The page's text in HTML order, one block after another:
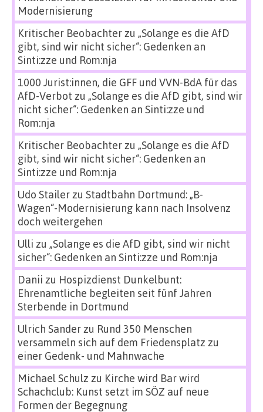
Modernisierung
Kritischer Beobachterzu „Solange es die AfD
gibt, sind wir nicht sicher“: Gedenken an
Sinti:zze und Rom:nja
1000 Jurist:innen, die GFF und VVN-BdA für das
AfD-Verbot zu „Solange es die AfD gibt, sind wir
nicht sicher“: Gedenken an Sinti:zze und
Rom:nja
Kritischer Beobachterzu „Solange es die AfD
gibt, sind wir nicht sicher“: Gedenken an
Sinti:zze und Rom:nja
Udo Stailerzu Stadtbahn Dortmund: „B-
Wagen“-Modernisierung kann nach Insolvenz
doch weitergehen
Ulli zu „Solange es die AfD gibt, sind wir nicht
sicher“: Gedenken an Sinti:zze und Rom:nja
Danii zu Hospizdienst Dunkelbunt:
Ehrenamtliche begleiten seit fünf Jahren
Sterbende in Dortmund
Ulrich Sanderzu Rund 350 Menschen
versammeln sich auf dem Friedensplatz zu
einer Gedenk- und Mahnwache
Michael Schulz zu Kirche wird Bar wird
Schachclub: Kunst setzt im SÖZ auf neue
Formen der Begegnung